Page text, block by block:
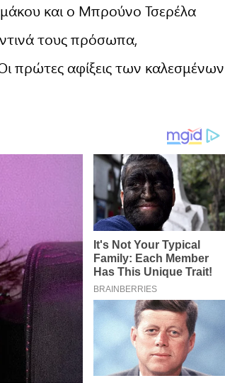
και ο Μπρούνο Τσερέλα
τους πρόσωπα,
πρώτες αφίξεις των καλεσμένων